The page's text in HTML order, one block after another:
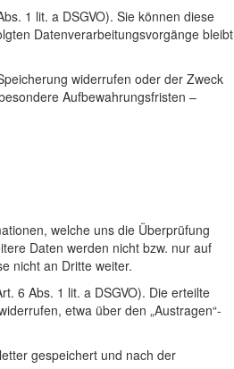
1 lit. a DSGVO). Sie können diese
Datenverarbeitungsvorgänge bleibt
widerrufen oder der Zweck
Aufbewahrungsfristen –
welche uns die Überprüfung
Daten werden nicht bzw. nur auf
nicht an Dritte weiter.
6 Abs. 1 lit. a DSGVO). Die erteilte
etwa über den „Austragen“-
gespeichert und nach der